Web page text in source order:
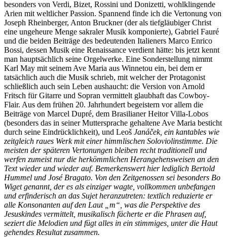
besonders von Verdi, Bizet, Rossini und Donizetti, wohlklingende
Arien mit weltlicher Passion. Spannend finde ich die Vertonung von
Joseph Rheinberger, Anton Bruckner (der als tiefgläubiger Christ
eine ungeheure Menge sakraler Musik komponierte), Gabriel Fauré
und die beiden Beiträge des bedeutenden Italieners Marco Enrico
Bossi, dessen Musik eine Renaissance verdient hätte: bis jetzt kennt
man hauptsächlich seine Orgelwerke. Eine Sonderstellung nimmt
Karl May mit seinem Ave Maria aus Winnetou ein, bei dem er
tatsächlich auch die Musik schrieb, mit welcher der Protagonist
schließlich auch sein Leben aushaucht: die Version von Arnold
Fritsch für Gitarre und Sopran vermittelt glaubhaft das Cowboy-
Flair. Aus dem frühen 20. Jahrhundert begeistern vor allem die
Beiträge von Marcel Dupré, dem Brasilianer Heitor Villa-Lobos
(besonders das in seiner Muttersprache gehaltene Ave Maria besticht
durch seine Eindrücklichkeit), und Leoš Janáček, ein kantables wie
zeitgleich raues Werk mit einer himmlischen Soloviolinstimme. Die
meisten der späteren Vertonungen bleiben recht traditionell und
werfen zumeist nur die herkömmlichen Herangehensweisen an den
Text wieder und wieder auf. Bemerkenswert hier lediglich Bertold
Hummel und José Bragato. Von den Zeitgenossen sei besonders Bo
Wiget genannt, der es als einziger wagte, vollkommen unbefangen
und erfinderisch an das Sujet heranzutreten: textlich reduzierte er
alle Konsonanten auf den Laut „m“, was die Perspektive des
Jesuskindes vermittelt, musikalisch fächerte er die Phrasen auf,
seziert die Melodien und fügt alles in ein stimmiges, unter die Haut
gehendes Resultat zusammen.